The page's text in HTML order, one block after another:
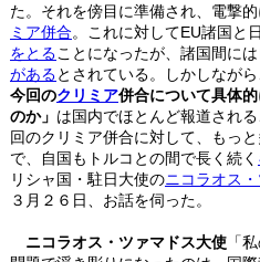
た。それを傍目に準備され、電撃
ミア併合。これに対してEU諸国と
をとることになったが、諸国間に
があるとされている。しかしながら
今回のクリミア併合について具体
のか」 は国内でほとんど報道され
回のクリミア併合に対して、もっ
で、自国もトルコとの間で長く続く
リシャ国・駐日大使のニコラオス
３月２６日、お話を伺った。
ニコラオス・ツァマドス大使 「